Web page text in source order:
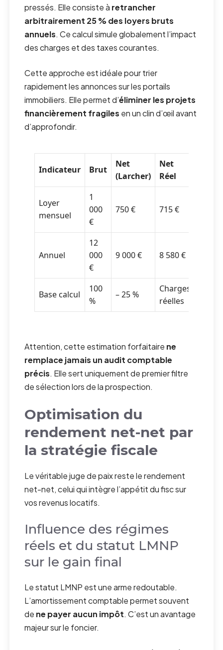
pressés. Elle consiste à retrancher
arbitrairement 25 % des loyers bruts
annuels. Ce calcul simule globalement l’impact
des charges et des taxes courantes.
Cette approche est idéale pour trier
rapidement les annonces sur les portails
immobiliers. Elle permet d’éliminer les projets
financièrement fragiles en un clin d’œil avant
d’approfondir.
Indicateur Brut
Net
(Larcher)
Net
Réel
Loyer
mensuel
1
000
€
750 € 715 €
Annuel
12
000
€
9 000 € 8 580 €
Base calcul
100
%
– 25 %
Charges
réelles
Attention, cette estimation forfaitaire ne
remplace jamais un audit comptable
précis. Elle sert uniquement de premier filtre
de sélection lors de la prospection.
Optimisation du
rendement net-net par
la stratégie fiscale
Le véritable juge de paix reste le rendement
net-net, celui qui intègre l’appétit du fisc sur
vos revenus locatifs.
Influence des régimes
réels et du statut LMNP
sur le gain final
Le statut LMNP est une arme redoutable.
L’amortissement comptable permet souvent
de ne payer aucun impôt. C’est un avantage
majeur sur le foncier.